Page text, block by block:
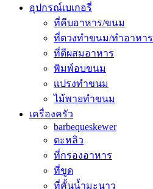
อุปกรณ์เบเกอรี่
ที่คีบอาหาร/ขนม
ที่ตวงทำขนม/ทำอาหาร
ที่ตีผสมอาหาร
พิมพ์อบขนม
เเปรงทำขนม
ไม้พายทำขนม
เครื่องครัว
barbequeskewer
ตะหลิว
ที่กรองอาหาร
ที่ขูด
ที่คั้นน้ำมะนาว